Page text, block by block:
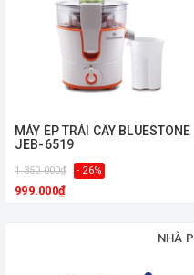
MÁY ÉP TRÁI CÂY BLUESTONE
JEB-6519
1.350.000₫ - 26%
999.000₫
NHÀ